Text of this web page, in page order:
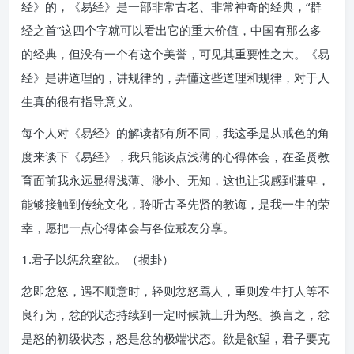
经》的，《易经》是一部非常古老、非常神奇的经典，“群
经之首”这四个字就可以看出它的重大价值，中国有那么多
的经典，但没有一个有这个美誉，可见其重要性之大。《易
经》是讲道理的，讲规律的，弄懂这些道理和规律，对于人
生真的很有指导意义。
每个人对《易经》的解读都有所不同，我这季是从戒色的角
度来谈下《易经》，我只能谈点浅薄的心得体会，在圣贤教
育面前我永远显得浅薄、渺小、无知，这也让我感到谦卑，
能够接触到传统文化，聆听古圣先贤的教诲，是我一生的荣
幸，愿把一点心得体会与各位戒友分享。
1.君子以惩忿窒欲。（损卦）
忿即忿怒，遇不顺意时，轻则忿怒骂人，重则发生打人等不
良行为，忿的状态持续到一定时候就上升为怒。换言之，忿
是怒的初级状态，怒是忿的极端状态。欲是欲望，君子要克